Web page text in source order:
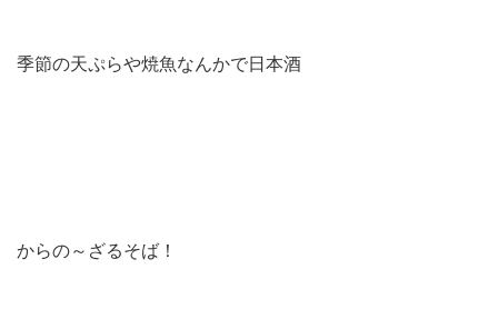
季節の天ぷらや焼魚なんかで日本酒
からの～ざるそば！